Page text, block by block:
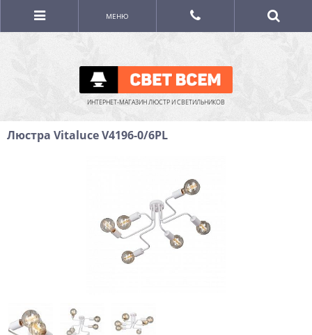
ИНТЕРНЕТ-МАГАЗИН ЛЮСТР И СВЕТИЛЬНИКОВ
МЕНЮ
Люстра Vitaluce V4196-0/6PL